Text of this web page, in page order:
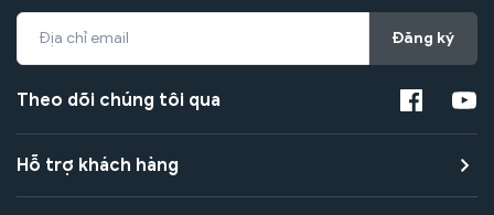
Đăng ký
Theo dõi chúng tôi qua
Hỗ trợ khách hàng